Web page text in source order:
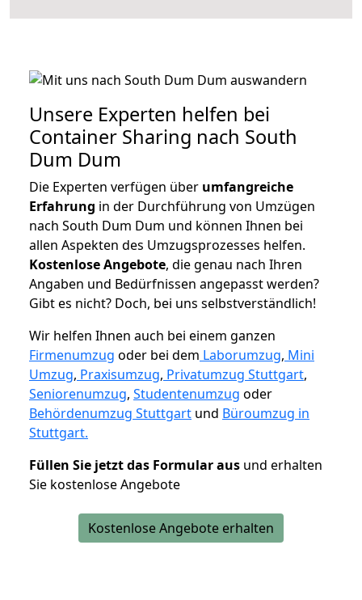
Unsere Experten helfen bei
Container Sharing nach South
Dum Dum
Die Experten verfügen über umfangreiche
Erfahrung in der Durchführung von Umzügen
nach South Dum Dum und können Ihnen bei
allen Aspekten des Umzugsprozesses helfen.
Kostenlose Angebote, die genau nach Ihren
Angaben und Bedürfnissen angepasst werden?
Gibt es nicht? Doch, bei uns selbstverständlich!
Wir helfen Ihnen auch bei einem ganzen
Firmenumzug oder bei dem Laborumzug, Mini
Umzug, Praxisumzug, Privatumzug Stuttgart,
Seniorenumzug, Studentenumzug oder
Behördenumzug Stuttgart und Büroumzug in
Stuttgart.
Füllen Sie jetzt das Formular aus und erhalten
Sie kostenlose Angebote
Kostenlose Angebote erhalten